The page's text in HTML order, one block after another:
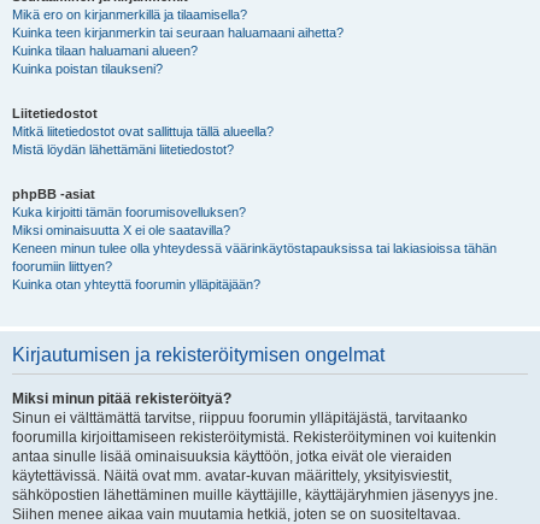
Mikä ero on kirjanmerkillä ja tilaamisella?
Kuinka teen kirjanmerkin tai seuraan haluamaani aihetta?
Kuinka tilaan haluamani alueen?
Kuinka poistan tilaukseni?
Liitetiedostot
Mitkä liitetiedostot ovat sallittuja tällä alueella?
Mistä löydän lähettämäni liitetiedostot?
phpBB -asiat
Kuka kirjoitti tämän foorumisovelluksen?
Miksi ominaisuutta X ei ole saatavilla?
Keneen minun tulee olla yhteydessä väärinkäytöstapauksissa tai lakiasioissa tähän
foorumiin liittyen?
Kuinka otan yhteyttä foorumin ylläpitäjään?
Kirjautumisen ja rekisteröitymisen ongelmat
Miksi minun pitää rekisteröityä?
Sinun ei välttämättä tarvitse, riippuu foorumin ylläpitäjästä, tarvitaanko
foorumilla kirjoittamiseen rekisteröitymistä. Rekisteröityminen voi kuitenkin
antaa sinulle lisää ominaisuuksia käyttöön, jotka eivät ole vieraiden
käytettävissä. Näitä ovat mm. avatar-kuvan määrittely, yksityisviestit,
sähköpostien lähettäminen muille käyttäjille, käyttäjäryhmien jäsenyys jne.
Siihen menee aikaa vain muutamia hetkiä, joten se on suositeltavaa.